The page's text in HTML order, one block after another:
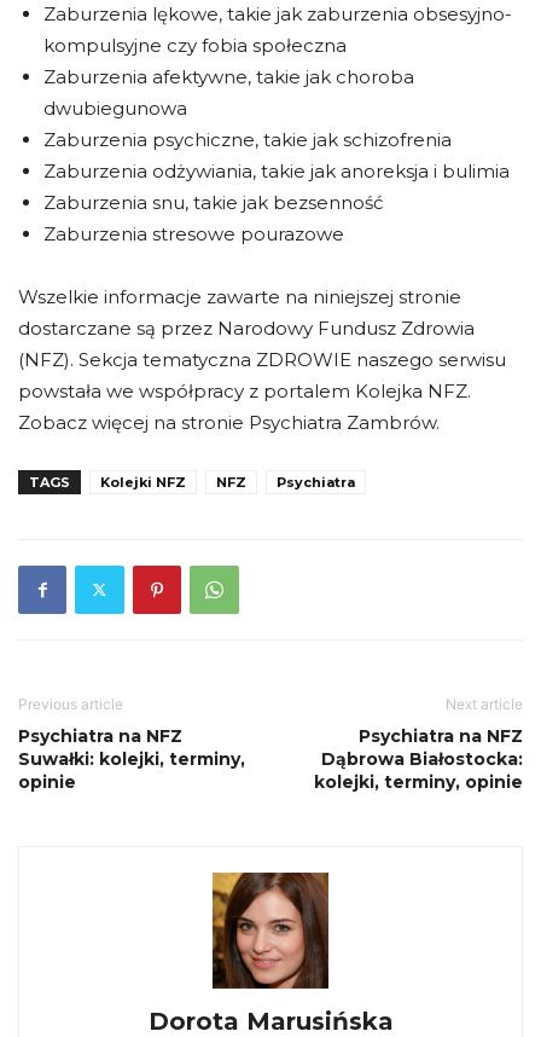
Zaburzenia lękowe, takie jak zaburzenia obsesyjno-
kompulsyjne czy fobia społeczna
Zaburzenia afektywne, takie jak choroba
dwubiegunowa
Zaburzenia psychiczne, takie jak schizofrenia
Zaburzenia odżywiania, takie jak anoreksja i bulimia
Zaburzenia snu, takie jak bezsenność
Zaburzenia stresowe pourazowe
Wszelkie informacje zawarte na niniejszej stronie
dostarczane są przez Narodowy Fundusz Zdrowia
(NFZ). Sekcja tematyczna ZDROWIE naszego serwisu
powstała we współpracy z portalem Kolejka NFZ.
Zobacz więcej na stronie Psychiatra Zambrów.
TAGS Kolejki NFZ NFZ Psychiatra
Previous article
Psychiatra na NFZ
Suwałki: kolejki, terminy,
opinie
Next article
Psychiatra na NFZ
Dąbrowa Białostocka:
kolejki, terminy, opinie
Dorota Marusińska